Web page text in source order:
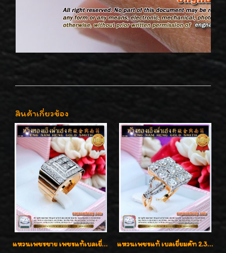
สินค้าเกี่ยวข้อง
แหวนเพชรชาย เพชรแท้เบลเยี่ยมคัท น้ำ100% D-Color/VVS 2.46 กะรัต แหวนเพชรแท้ เบลเยี่ยมคัท 2.39 กะรัต น้ำ 98 F-Color/VVS ดีไซน์หน้ากว้างหรูเต็มนิ้ว